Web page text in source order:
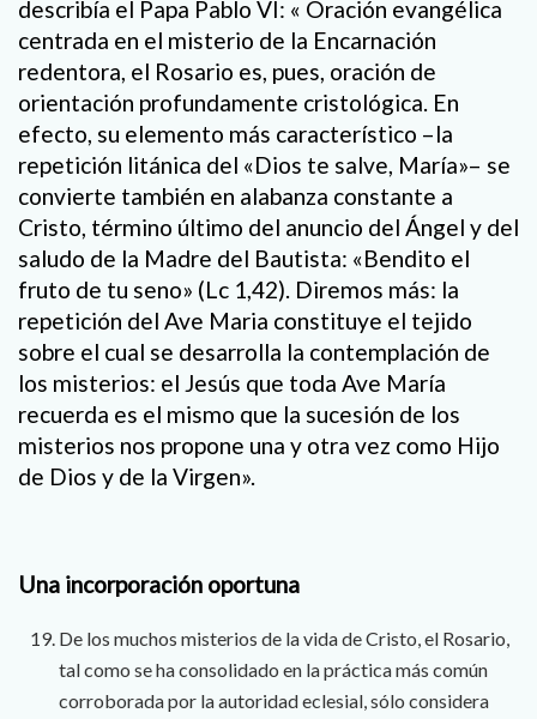
describía el Papa Pablo VI: « Oración evangélica
centrada en el misterio de la Encarnación
redentora, el Rosario es, pues, oración de
orientación profundamente cristológica. En
efecto, su elemento más característico –la
repetición litánica del «Dios te salve, María»– se
convierte también en alabanza constante a
Cristo, término último del anuncio del Ángel y del
saludo de la Madre del Bautista: «Bendito el
fruto de tu seno» (Lc 1,42). Diremos más: la
repetición del Ave Maria constituye el tejido
sobre el cual se desarrolla la contemplación de
los misterios: el Jesús que toda Ave María
recuerda es el mismo que la sucesión de los
misterios nos propone una y otra vez como Hijo
de Dios y de la Virgen».
Una incorporación oportuna
De los muchos misterios de la vida de Cristo, el Rosario,
tal como se ha consolidado en la práctica más común
corroborada por la autoridad eclesial, sólo considera